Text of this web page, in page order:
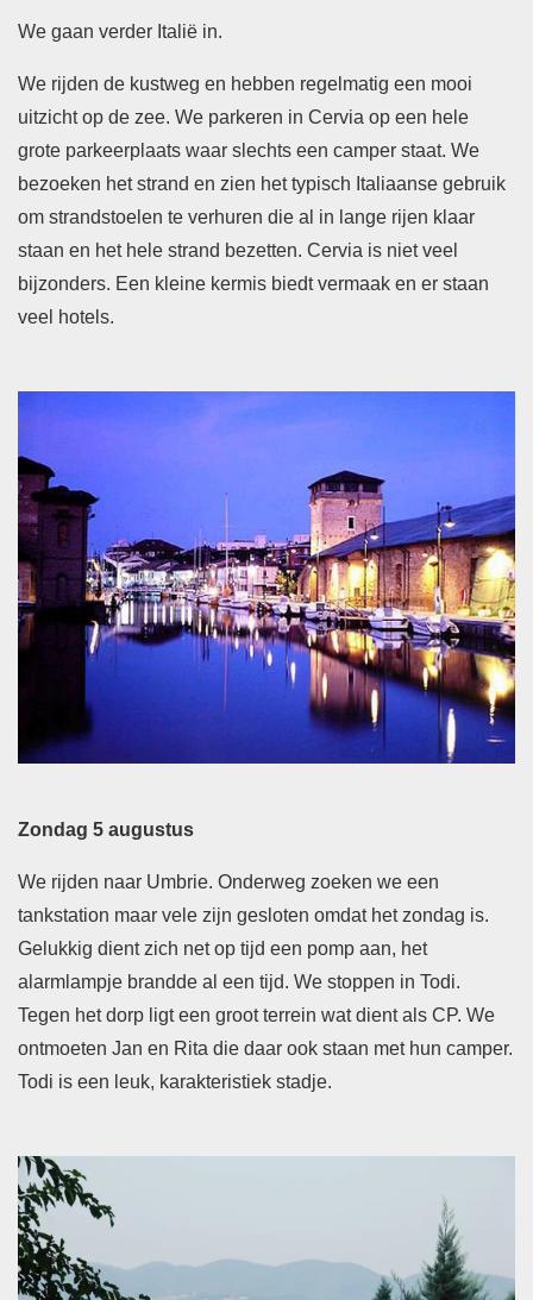
We gaan verder Italië in.
We rijden de kustweg en hebben regelmatig een mooi
uitzicht op de zee. We parkeren in Cervia op een hele
grote parkeerplaats waar slechts een camper staat. We
bezoeken het strand en zien het typisch Italiaanse gebruik
om strandstoelen te verhuren die al in lange rijen klaar
staan en het hele strand bezetten. Cervia is niet veel
bijzonders. Een kleine kermis biedt vermaak en er staan
veel hotels.
Zondag 5 augustus
We rijden naar Umbrie. Onderweg zoeken we een
tankstation maar vele zijn gesloten omdat het zondag is.
Gelukkig dient zich net op tijd een pomp aan, het
alarmlampje brandde al een tijd. We stoppen in Todi.
Tegen het dorp ligt een groot terrein wat dient als CP. We
ontmoeten Jan en Rita die daar ook staan met hun camper.
Todi is een leuk, karakteristiek stadje.